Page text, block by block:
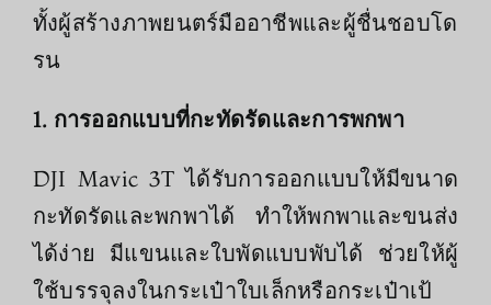
ทั้งผู้สร้างภาพยนตร์มืออาชีพและผู้ชื่นชอบโด
รน
1. การออกแบบที่กะทัดรัดและการพกพา
DJI Mavic 3T ได้รับการออกแบบให้มีขนาด
กะทัดรัดและพกพาได้ ทำให้พกพาและขนส่ง
ได้ง่าย มีแขนและใบพัดแบบพับได้ ช่วยให้ผู้
ใช้บรรจุลงในกระเป๋าใบเล็กหรือกระเป๋าเป้